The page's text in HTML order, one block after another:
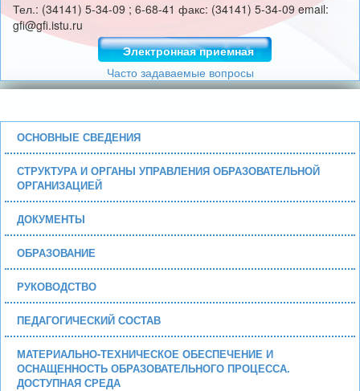
Тел.: (34141) 5-34-09 ; 6-68-41 факс: (34141) 5-34-09 email:
gfi@gfi.istu.ru
Электронная приемная
Часто задаваемые вопросы
ОСНОВНЫЕ СВЕДЕНИЯ
СТРУКТУРА И ОРГАНЫ УПРАВЛЕНИЯ ОБРАЗОВАТЕЛЬНОЙ
ОРГАНИЗАЦИЕЙ
ДОКУМЕНТЫ
ОБРАЗОВАНИЕ
РУКОВОДСТВО
ПЕДАГОГИЧЕСКИЙ СОСТАВ
МАТЕРИАЛЬНО-ТЕХНИЧЕСКОЕ ОБЕСПЕЧЕНИЕ И
ОСНАЩЕННОСТЬ ОБРАЗОВАТЕЛЬНОГО ПРОЦЕССА.
ДОСТУПНАЯ СРЕДА